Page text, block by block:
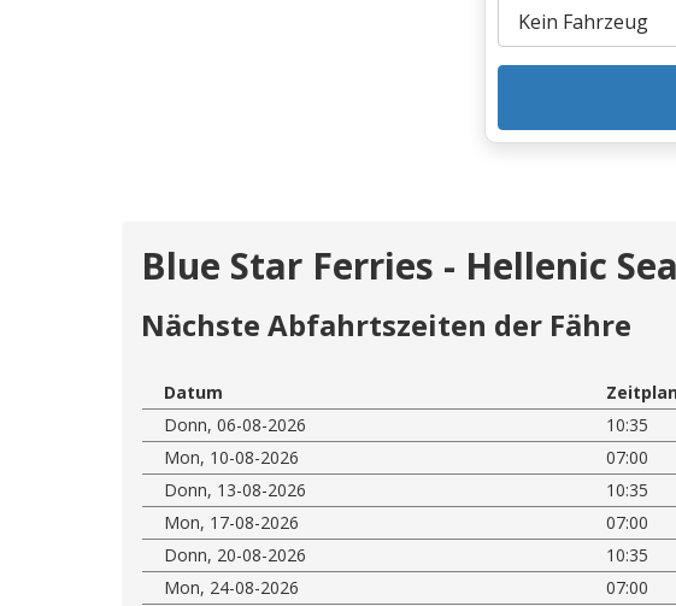
Blue Star Ferries - Hellenic
Nächste Abfahrtszeiten der Fähre
Datum
Donn, 06-08-2026
10:35
Mon, 10-08-2026
07:00
Donn, 13-08-2026
10:35
Mon, 17-08-2026
07:00
Donn, 20-08-2026
10:35
Mon, 24-08-2026
07:00